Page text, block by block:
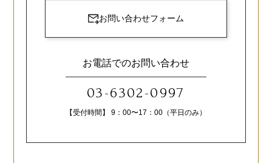
お問い合わせフォーム
お電話でのお問い合わせ
03-6302-0997
【受付時間】 9：00〜17：00（平日のみ）